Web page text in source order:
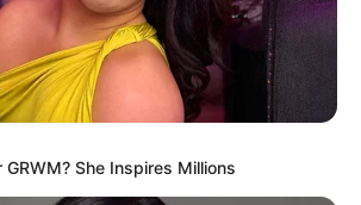
GRWM? She Inspires Millions